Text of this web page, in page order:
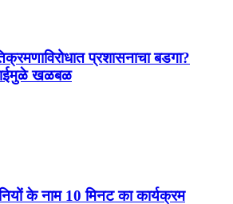
प्रशासनाचा बडगा?
खळबळ
के नाम 10 मिनट का कार्यक्रम